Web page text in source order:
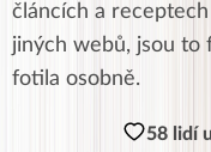
článcích a
jiných webů, jsou to
fotila osobně.
58 lidí